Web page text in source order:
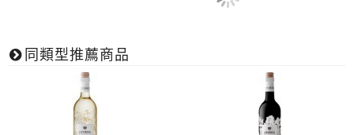
同類型推薦商品